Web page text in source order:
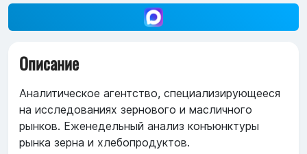
Описание
Аналитическое агентство, специализирующееся
на исследованиях зернового и масличного
рынков. Еженедельный анализ конъюнктуры
рынка зерна и хлебопродуктов.